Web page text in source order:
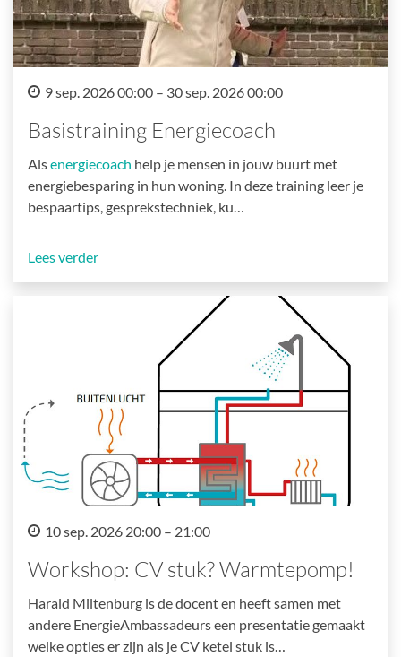
9 sep. 2026 00:00 – 30 sep. 2026 00:00
Basistraining Energiecoach
Alsenergiecoach help je mensen in jouw buurt met
energiebesparing in hun woning. In deze training leer je
bespaartips, gesprekstechniek, ku…
Lees verder
10 sep. 2026 20:00 – 21:00
Workshop: CV stuk? Warmtepomp!
Harald Miltenburg is de docent en heeft samen met
andere EnergieAmbassadeurs een presentatie gemaakt
welke opties er zijn als je CV ketel stuk is…